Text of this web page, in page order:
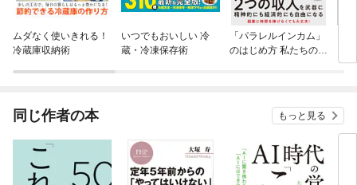
ムダなく使いきれる！
冷蔵庫収納術
いつでもおいしい 冷
蔵・冷凍保存術
「パラレルインカム」
のはじめ方 私たちの新
同じ作者の本 もっと見る